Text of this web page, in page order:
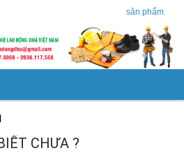
sản phẩm
CHƯA ?